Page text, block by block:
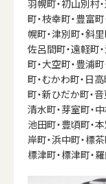
羽幌町・初山別村
町・枝幸町・豊富
幌町・津別町・斜
佐呂間町・遠軽町
町・大空町・豊浦
町・むかわ町・日
町・新ひだか町・
清水町・芽室町・
池田町・豊頃町・
岸町・浜中町・標
標津町・標津町・